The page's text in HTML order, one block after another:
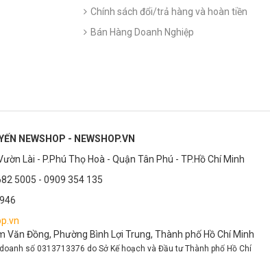
Chính sách đổi/trả hàng và hoàn tiền
Bán Hàng Doanh Nghiệp
NEWSHOP - NEWSHOP.VN
Lài - P.Phú Thọ Hoà - Quận Tân Phú - TP.Hồ Chí Minh
5005 - 0909 354 135
Văn Đồng, Phường Bình Lợi Trung, Thành phố Hồ Chí Minh
số 0313713376 do Sở Kế hoạch và Đầu tư Thành phố Hồ Chí